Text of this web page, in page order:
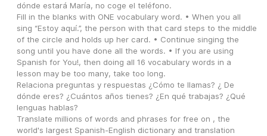
dónde estará María, no coge el teléfono.
Fill in the blanks with ONE vocabulary word. • When you all
sing “Estoy aquí.”, the person with that card steps to the middle
of the circle and holds up her card. • Continue singing the
song until you have done all the words. • If you are using
Spanish for You!, then doing all 16 vocabulary words in a
lesson may be too many, take too long.
Relaciona preguntas y respuestas ¿Cómo te llamas? ¿ De
dónde eres? ¿Cuántos años tienes? ¿En qué trabajas? ¿Qué
lenguas hablas?
Translate millions of words and phrases for free on , the
world's largest Spanish-English dictionary and translation